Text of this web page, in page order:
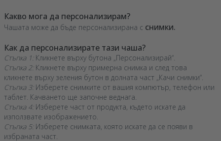
Какво мога да персонализирам?
Чашата може да бъде персонализирана с снимки.
Как да персонализирате тази чаша?
Стъпка 1: Кликнете върху бутона „Персонализирай“.
Стъпка 2: Кликнете върху примерна снимка и след това
кликнете върху зеления бутон в долната част „Качи снимки“.
Стъпка 3: Изберете снимките от вашия компютър, телефон или
таблет. Качването ще започне веднага.
Стъпка 4: Изберете част от продукта, където искате да
използвате изображението.
Стъпка 5: Изберете снимката, която искате да се появи в
избраната част.